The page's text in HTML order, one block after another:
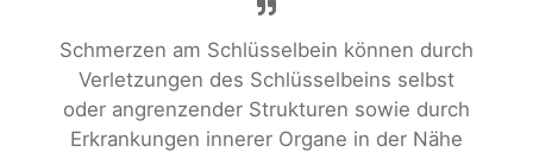
Schmerzen am Schlüsselbein können durch
Verletzungen des Schlüsselbeins selbst
oder angrenzender Strukturen sowie durch
Erkrankungen innerer Organe in der Nähe